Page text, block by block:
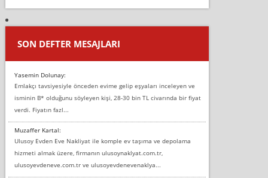
SON DEFTER MESAJLARI
Yasemin Dolunay:
Emlakçı tavsiyesiyle önceden evime gelip eşyaları inceleyen ve
isminin B* olduğunu söyleyen kişi, 28-30 bin TL civarında bir fiyat
verdi. Fiyatın fazl...
Muzaffer Kartal:
Ulusoy Evden Eve Nakliyat ile komple ev taşıma ve depolama
hizmeti almak üzere, firmanın ulusoynaklyat.com.tr,
ulusoyevdeneve.com.tr ve ulusoyevdenevenaklya...